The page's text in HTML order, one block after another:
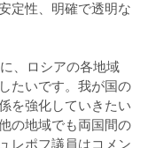
定性、明確で透明な
、ロシアの各地域
たいです。我が国の
を強化していきたい
の地域でも両国間の
レポフ議員はコメン